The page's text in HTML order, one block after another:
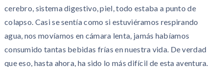
cerebro, sistema digestivo, piel, todo estaba a punto de
colapso. Casi se sentía como si estuviéramos respirando
agua, nos movíamos en cámara lenta, jamás habíamos
consumido tantas bebidas frías en nuestra vida. De verdad
que eso, hasta ahora, ha sido lo más difícil de esta aventura.